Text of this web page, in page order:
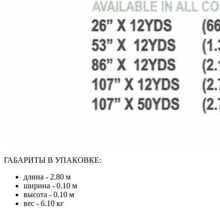
ГАБАРИТЫ В УПАКОВКЕ:
длина - 2.80 м
ширина - 0.10 м
высота - 0.10 м
вес - 6.10 кг